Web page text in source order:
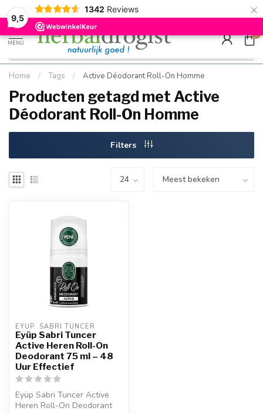
9,5
1342 Reviews ×
Kostenloser DE-Versand ab Mindestbestellwert |
Schnell geliefert
Minimum
Hızlı
MENU
0
Home / Tags / Active Déodorant Roll-On Homme
Producten getagd met Active
Déodorant Roll-On Homme
Filters
EYUP  SABRI TUNCER
Eyüp Sabri Tuncer
Active Heren Roll-On
Deodorant 75 ml – 48
Uur Effectief
Eyüp Sabri Tuncer Active
Heren Roll-On Deodorant